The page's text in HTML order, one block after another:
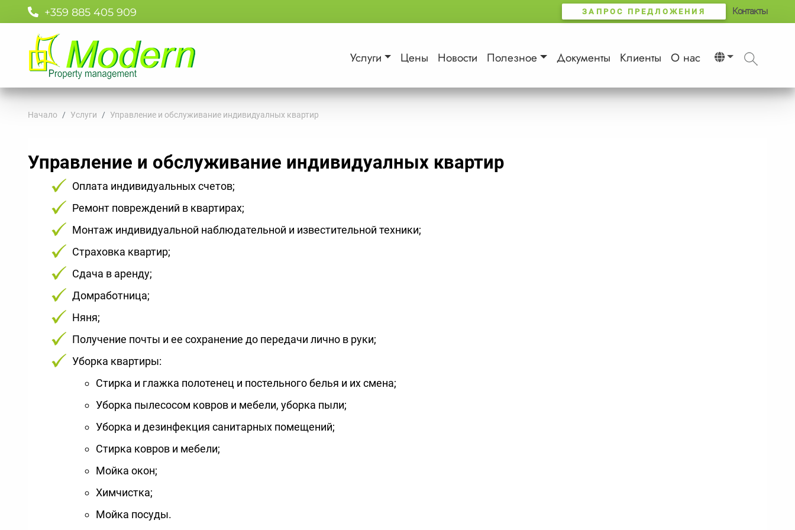
+359 885 405 909 ЗАПРОС ПРЕДЛОЖЕНИЯ Контакты
Услуги Цены Новости Полезное Документы Клиенты О нас
Начало Услуги Управление и обслуживание индивидуалных квартир
Управление и обслуживание индивидуалных квартир
Оплата индивидуальных счетов;
Ремонт повреждений в квартирах;
Монтаж индивидуальной наблюдательной и известительной техники;
Страховка квартир;
Сдача в аренду;
Домработница;
Няня;
Получение почты и ее сохранение до передачи лично в руки;
Уборка квартиры:
Стирка и глажка полотенец и постельного белья и их смена;
Уборка пылесосом ковров и мебели, уборка пыли;
Уборка и дезинфекция санитарных помещений;
Стирка ковров и мебели;
Мойка окон;
Химчистка;
Мойка посуды.